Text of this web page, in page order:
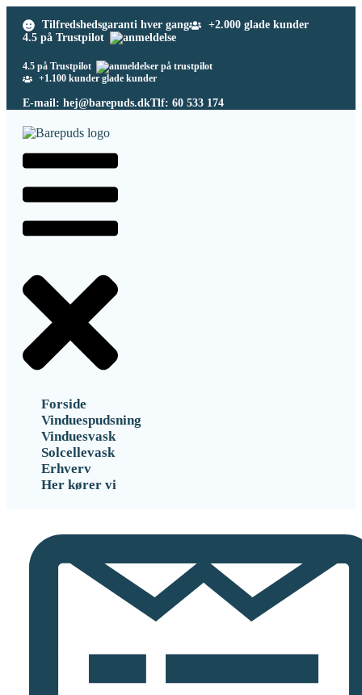
Tilfredshedsgaranti hver gang
+2.000 glade kunder
4.5 på Trustpilot
4.5 på Trustpilot
+1.100 kunder glade kunder
E-mail: hej@barepuds.dkTlf: 60 533 174
Forside
Vinduespudsning
Vinduesvask
Solcellevask
Erhverv
Her kører vi